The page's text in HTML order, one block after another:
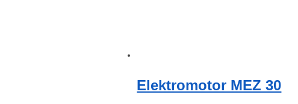
Elektromotor MEZ 30